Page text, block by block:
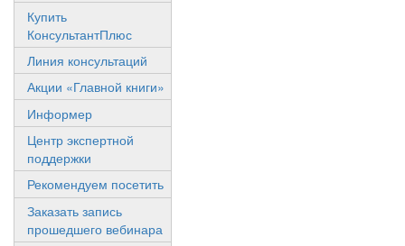
Купить
КонсультантПлюс
Линия консультаций
Акции «Главной книги»
Информер
Центр экспертной
поддержки
Рекомендуем посетить
Заказать запись
прошедшего вебинара